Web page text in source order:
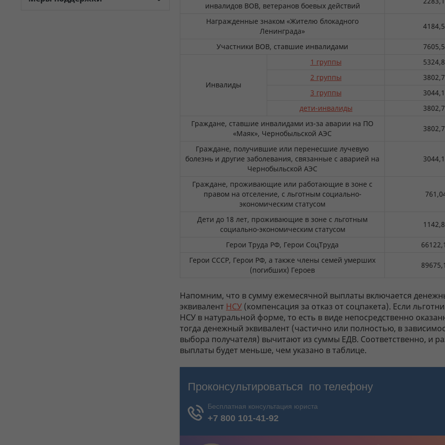
инвалидов ВОВ, ветеранов боевых действий
Награжденные знаком «Жителю блокадного
Ленинграда»
Участники ВОВ, ставшие инвалидами
Инвалиды
1 группы
2 группы
3 группы
дети-инвалиды
Граждане, ставшие инвалидами из-за аварии на ПО
«Маяк», Чернобыльской АЭС
Граждане, получившие или перенесшие лучевую
болезнь и другие заболевания, связанные с аварией на
Чернобыльской АЭС
Граждане, проживающие или работающие в зоне с
правом на отселение, с льготным социально-
экономическим статусом
Дети до 18 лет, проживающие в зоне с льготным
социально-экономическим статусом
Герои Труда РФ, Герои СоцТруда
Герои СССР, Герои РФ, а также члены семей умерших
(погибших) Героев
Напомним, что в сумму ежемесячной выплаты включается
эквивалент НСУ (компенсация за отказ от соцпакета). Если
НСУ в натуральной форме, то есть в виде непосредственно
тогда денежный эквивалент (частично или полностью, в
выбора получателя) вычитают из суммы ЕДВ. Соответственно, и
выплаты будет меньше, чем указано в таблице.